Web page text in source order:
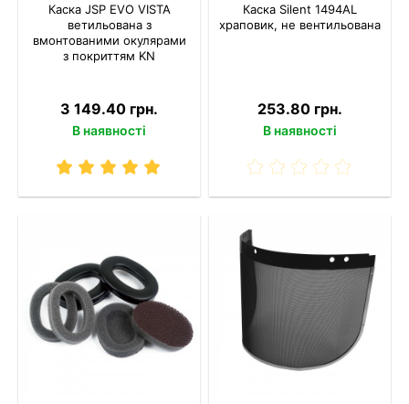
Каска JSP EVO VISTA
ветильована з
вмонтованими окулярами
з покриттям KN
3 149.40 грн.
В наявності
Каска Silent 1494AL
храповик, не вентильована
253.80 грн.
В наявності